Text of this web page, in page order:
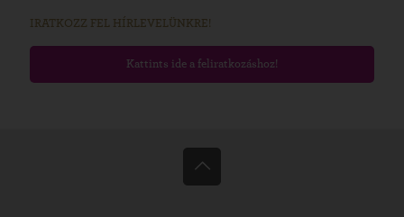
IRATKOZZ FEL HÍRLEVELÜNKRE!
Kattints ide a feliratkozáshoz!